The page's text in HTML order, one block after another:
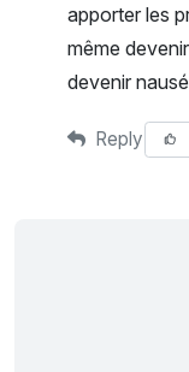
apporter les
même
devenir
Reply